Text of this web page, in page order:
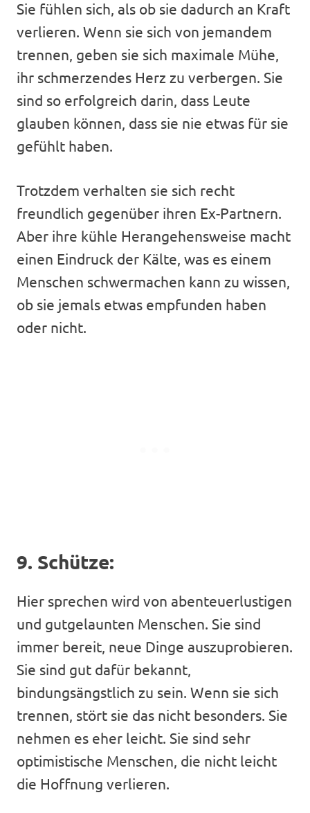
Sie fühlen sich, als ob sie dadurch an Kraft
verlieren. Wenn sie sich von jemandem
trennen, geben sie sich maximale Mühe,
ihr schmerzendes Herz zu verbergen. Sie
sind so erfolgreich darin, dass Leute
glauben können, dass sie nie etwas für sie
gefühlt haben.
Trotzdem verhalten sie sich recht
freundlich gegenüber ihren Ex-Partnern.
Aber ihre kühle Herangehensweise macht
einen Eindruck der Kälte, was es einem
Menschen schwermachen kann zu wissen,
ob sie jemals etwas empfunden haben
oder nicht.
9. Schütze:
Hier sprechen wird von abenteuerlustigen
und gutgelaunten Menschen. Sie sind
immer bereit, neue Dinge auszuprobieren.
Sie sind gut dafür bekannt,
bindungsängstlich zu sein. Wenn sie sich
trennen, stört sie das nicht besonders. Sie
nehmen es eher leicht. Sie sind sehr
optimistische Menschen, die nicht leicht
die Hoffnung verlieren.